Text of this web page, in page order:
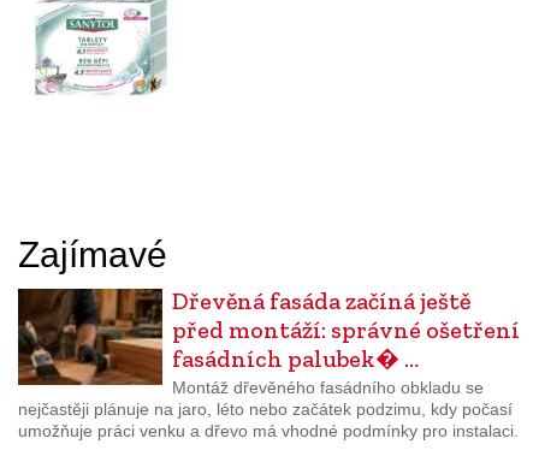
Zajímavé
Dřevěná fasáda začíná ještě
před montáží: správné ošetření
fasádních palubek� …
Montáž dřevěného fasádního obkladu se
nejčastěji plánuje na jaro, léto nebo začátek podzimu, kdy počasí
umožňuje práci venku a dřevo má vhodné podmínky pro instalaci.